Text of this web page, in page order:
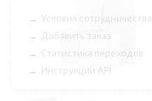
→ Условия сотрудничества
→ Добавить заказ
→ Статистика переходов
→ Инструкции API